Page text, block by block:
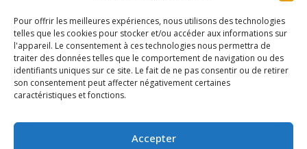
Pour offrir les meilleures expériences, nous utilisons des technologies
telles que les cookies pour stocker et/ou accéder aux informations sur
l'appareil. Le consentement à ces technologies nous permettra de
traiter des données telles que le comportement de navigation ou des
identifiants uniques sur ce site. Le fait de ne pas consentir ou de retirer
son consentement peut affecter négativement certaines
caractéristiques et fonctions.
Accepter